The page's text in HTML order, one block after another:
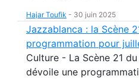
Hajar Toufik - 30 juin 2025
Jazzablanca : la Scène
programmation pour
Culture - La Scène 21
dévoile une